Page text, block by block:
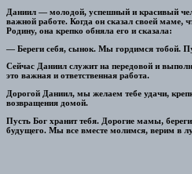
Даниил — молодой, успешный и красивый
важной работе. Когда он сказал своей маме,
Родину, она крепко обняла его и сказала:
— Береги себя, сынок. Мы гордимся тобой.
Сейчас Даниил служит на передовой и
это важная и ответственная работа.
Дорогой Даниил, мы желаем тебе удачи,
возвращения домой.
Пусть Бог хранит тебя. Дорогие мамы,
будущего. Мы все вместе молимся, верим в